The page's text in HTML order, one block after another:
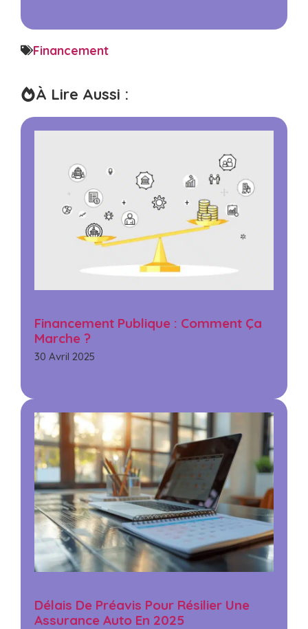
Financement
À Lire Aussi :
Financement Publique : Comment Ça
Marche ?
30 Avril 2025
Délais De Préavis Pour Résilier Une
Assurance Auto En 2025